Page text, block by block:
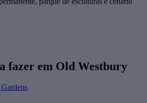
fazer em Old Westbury